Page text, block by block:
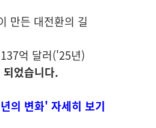
만든 대전환의 길
억 달러('25년)
었습니다.
의 변화' 자세히 보기